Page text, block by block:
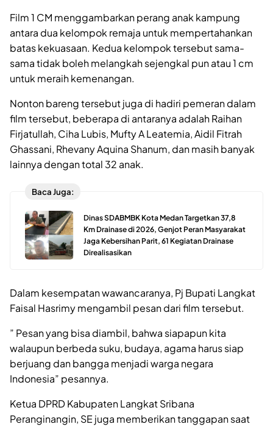
Film 1 CM menggambarkan perang anak kampung
antara dua kelompok remaja untuk mempertahankan
batas kekuasaan. Kedua kelompok tersebut sama-
sama tidak boleh melangkah sejengkal pun atau 1 cm
untuk meraih kemenangan.
Nonton bareng tersebut juga di hadiri pemeran dalam
film tersebut, beberapa di antaranya adalah Raihan
Firjatullah, Ciha Lubis, Mufty A Leatemia, Aidil Fitrah
Ghassani, Rhevany Aquina Shanum, dan masih banyak
lainnya dengan total 32 anak.
Baca Juga:
Dinas SDABMBK Kota Medan Targetkan 37,8
Km Drainase di 2026, Genjot Peran Masyarakat
Jaga Kebersihan Parit, 61 Kegiatan Drainase
Direalisasikan
Dalam kesempatan wawancaranya, Pj Bupati Langkat
Faisal Hasrimy mengambil pesan dari film tersebut.
” Pesan yang bisa diambil, bahwa siapapun kita
walaupun berbeda suku, budaya, agama harus siap
berjuang dan bangga menjadi warga negara
Indonesia” pesannya.
Ketua DPRD Kabupaten Langkat Sribana
Peranginangin, SE juga memberikan tanggapan saat